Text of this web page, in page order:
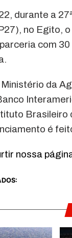
durante a
no Egito,
com
da
Brasileiro
é
nossa